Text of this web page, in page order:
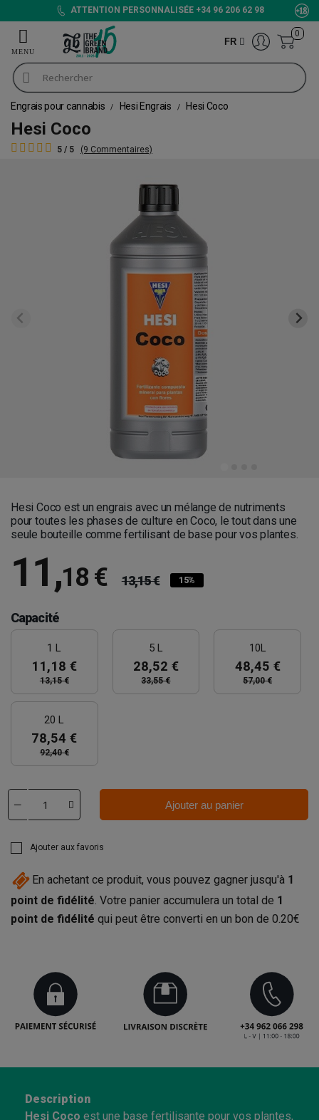
ATTENTION PERSONNALISÉE +34 96 206 62 98
FR
0
Engrais pour cannabis Hesi Engrais Hesi Coco
Hesi Coco
5 / 5 (9 Commentaires)
Hesi Coco est un engrais avec un mélange de nutriments
pour toutes les phases de culture en Coco, le tout dans une
seule bouteille comme fertilisant de base pour vos plantes.
11,18 € 13,15 € 15%
Capacité
1 L
11,18 €
13,15 €
5 L
28,52 €
33,55 €
10L
48,45 €
57,00 €
20 L
78,54 €
92,40 €
Ajouter au panier
Ajouter aux favoris
En achetant ce produit, vous pouvez gagner jusqu'à 1
point de fidélité. Votre panier accumulera un total de 1
point de fidélité qui peut être converti en un bon de 0.20€
Description
Hesi Coco est une base fertilisante pour vos plantes,